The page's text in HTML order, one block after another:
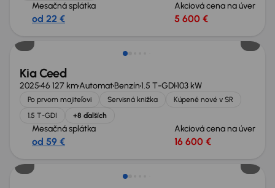
Mesačná splátka
od 22 €
Akciová cena na úver
5 600 €
Zlacnené o 400 €
Kia Ceed
202546 127 kmAutomatBenzín1.5 T-GDI103 kW
Po prvom majiteľovi Servisná knižka
Kúpené nové v SR
1.5 T-GDI
+8 ďalších
Mesačná splátka
od 59 €
Akciová cena na úver
16 600 €
Nové v ponuke